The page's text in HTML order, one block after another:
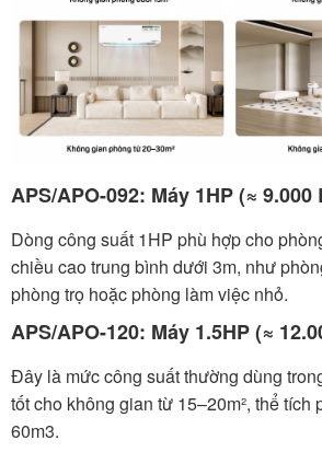
APS/APO-092: Máy 1HP (≈ 9.000
Dòng công suất 1HP phù hợp cho
chiều cao trung bình dưới 3m, như
phòng trọ hoặc phòng làm việc nhỏ.
APS/APO-120: Máy 1.5HP (≈
Đây là mức công suất thường dùng
tốt cho không gian từ 15–20m², thể tích
60m3.